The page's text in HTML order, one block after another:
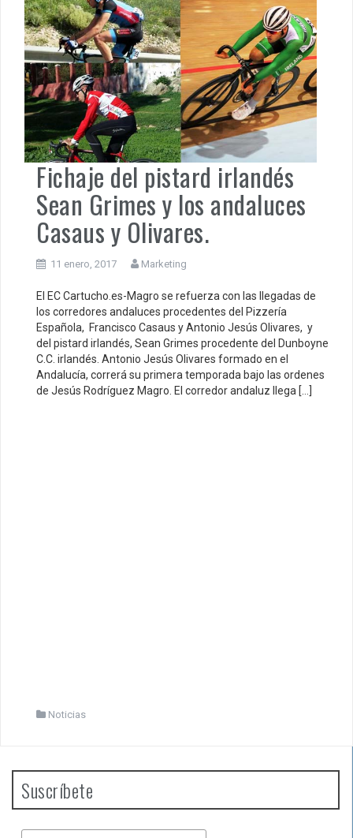
Fichaje del pistard irlandés
Sean Grimes y los andaluces
Casaus y Olivares.
11 enero, 2017 Marketing
El EC Cartucho.es-Magro se refuerza con las llegadas de
los corredores andaluces procedentes del Pizzería
Española, Francisco Casaus y Antonio Jesús Olivares, y
del pistard irlandés, Sean Grimes procedente del Dunboyne
C.C. irlandés. Antonio Jesús Olivares formado en el
Andalucía, correrá su primera temporada bajo las ordenes
de Jesús Rodríguez Magro. El corredor andaluz llega […]
Noticias
Suscríbete